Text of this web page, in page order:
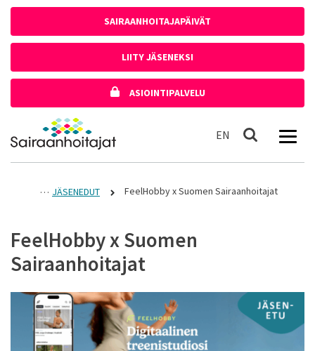
SAIRAANHOITAJAPÄIVÄT
LIITY JÄSENEKSI
ASIOINTIPALVELU
Etusivulle
EN In English
Haku
JÄSENEDUT FeelHobby x Suomen Sairaanhoitajat
FeelHobby x Suomen
Sairaanhoitajat